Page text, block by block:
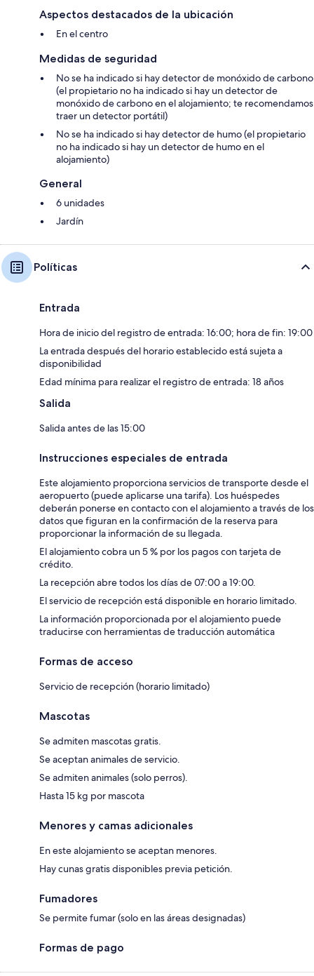
Aspectos destacados de la ubicación
En el centro
Medidas de seguridad
No se ha indicado si hay detector de monóxido de carbono
(el propietario no ha indicado si hay un detector de
monóxido de carbono en el alojamiento; te recomendamos
traer un detector portátil)
No se ha indicado si hay detector de humo (el propietario
no ha indicado si hay un detector de humo en el
alojamiento)
General
6 unidades
Jardín
Políticas
Entrada
Hora de inicio del registro de entrada: 16:00; hora de fin: 19:00
La entrada después del horario establecido está sujeta a
disponibilidad
Edad mínima para realizar el registro de entrada: 18 años
Salida
Salida antes de las 15:00
Instrucciones especiales de entrada
Este alojamiento proporciona servicios de transporte desde el
aeropuerto (puede aplicarse una tarifa). Los huéspedes
deberán ponerse en contacto con el alojamiento a través de los
datos que figuran en la confirmación de la reserva para
proporcionar la información de su llegada.
El alojamiento cobra un 5 % por los pagos con tarjeta de
crédito.
La recepción abre todos los días de 07:00 a 19:00.
El servicio de recepción está disponible en horario limitado.
La información proporcionada por el alojamiento puede
traducirse con herramientas de traducción automática
Formas de acceso
Servicio de recepción (horario limitado)
Mascotas
Se admiten mascotas gratis.
Se aceptan animales de servicio.
Se admiten animales (solo perros).
Hasta 15 kg por mascota
Menores y camas adicionales
En este alojamiento se aceptan menores.
Hay cunas gratis disponibles previa petición.
Fumadores
Se permite fumar (solo en las áreas designadas)
Formas de pago